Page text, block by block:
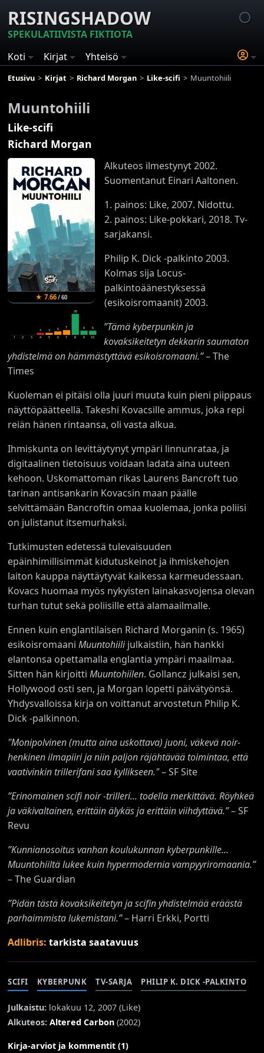
RISINGSHADOW
SPEKULATIIVISTA FIKTIOTA
Koti
Kirjat Yhteisö
Etusivu Kirjat Richard Morgan Like-scifi Muuntohiili
Muuntohiili
Like-scifi
Richard Morgan
★7.66/60
1 2 3
3
4
3
5
5
6
7
7
30
8
6
9
6
10
Alkuteos ilmestynyt 2002.
Suomentanut Einari Aaltonen.
1. painos: Like, 2007. Nidottu.
2. painos: Like-pokkari, 2018. Tv-
sarjakansi.
Philip K. Dick -palkinto 2003.
Kolmas sija Locus-
palkintoäänestyksessä
(esikoisromaanit) 2003.
”Tämä kyberpunkin ja
kovaksikeitetyn dekkarin saumaton
yhdistelmä on hämmästyttävä esikoisromaani.”– The
Times
Kuoleman ei pitäisi olla juuri muuta kuin pieni piippaus
näyttöpäätteellä. Takeshi Kovacsille ammus, joka repi
reiän hänen rintaansa, oli vasta alkua.
Ihmiskunta on levittäytynyt ympäri linnunrataa, ja
digitaalinen tietoisuus voidaan ladata aina uuteen
kehoon. Uskomattoman rikas Laurens Bancroft tuo
tarinan antisankarin Kovacsin maan päälle
selvittämään Bancroftin omaa kuolemaa, jonka poliisi
on julistanut itsemurhaksi.
Tutkimusten edetessä tulevaisuuden
epäinhimillisimmät kidutuskeinot ja ihmiskehojen
laiton kauppa näyttäytyvät kaikessa karmeudessaan.
Kovacs huomaa myös nykyisten lainakasvojensa olevan
turhan tutut sekä poliisille että alamaailmalle.
Ennen kuin englantilaisen Richard Morganin (s. 1965)
esikoisromaaniMuuntohiilijulkaistiin, hän hankki
elantonsa opettamalla englantia ympäri maailmaa.
Sitten hän kirjoittiMuuntohiilen. Gollancz julkaisi sen,
Hollywood osti sen, ja Morgan lopetti päivätyönsä.
Yhdysvalloissa kirja on voittanut arvostetun Philip K.
Dick -palkinnon.
"Monipolvinen (mutta aina uskottava) juoni, väkevä noir-
henkinen ilmapiiri ja niin paljon räjähtävää toimintaa, että
vaativinkin trillerifani saa kyllikseen."– SF Site
”Erinomainen scifi noir -trilleri... todella merkittävä. Röyhkeä
ja väkivaltainen, erittäin älykäs ja erittäin viihdyttävä.”– SF
Revu
”Kunnianosoitus vanhan koulukunnan kyberpunkille...
Muuntohiiltä lukee kuin hypermodernia vampyyriromaania.”
– The Guardian
”Pidän tästä kovaksikeitetyn ja scifin yhdistelmää eräästä
parhaimmista lukemistani.”– Harri Erkki, Portti
Adlibris:tarkista saatavuus
SCIFI KYBERPUNK TV-SARJA PHILIP K. DICK -PALKINTO
Julkaistu: lokakuu 12, 2007 (Like)
Alkuteos: Altered Carbon (2002)
Kirja-arviot ja kommentit (1)